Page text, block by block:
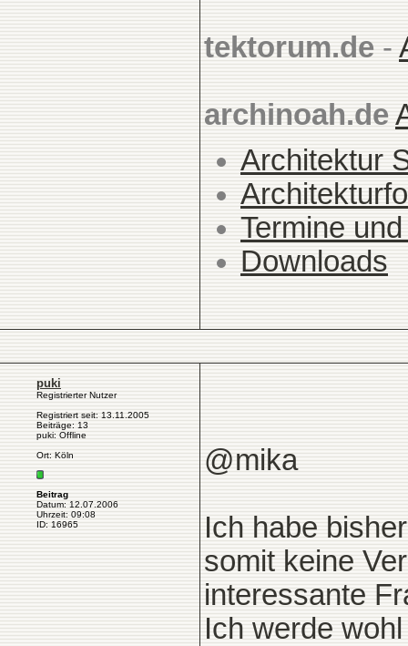
tektorum.de -
archinoah.de
Architektur
Termine
Downloads
puki
Registrierter Nutzer
Registriert seit: 13.11.2005
Beiträge: 13
puki: Offline
Ort: Köln
Beitrag
Datum: 12.07.2006
Uhrzeit: 09:08
ID: 16965
@mika
Ich habe
somit keine
interessante
Ich werde